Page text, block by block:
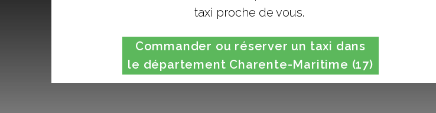
taxi proche de vous.
Commander ou réserver un taxi dans
le département Charente-Maritime (17)